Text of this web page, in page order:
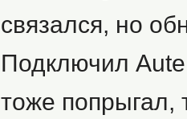
связался, но
Подключил
тоже попрыгал,